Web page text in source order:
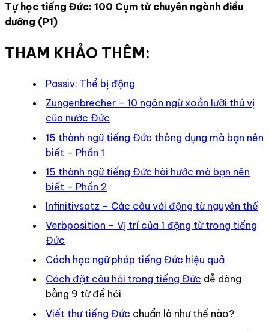
Tự học tiếng Đức: 100 Cụm từ chuyên ngành điều
dưỡng (P1)
THAM KHẢO THÊM:
Passiv: Thể bị động
Zungenbrecher – 10 ngôn ngữ xoắn lưỡi thú vị
của nước Đức
15 thành ngữ tiếng Đức thông dụng mà bạn nên
biết – Phần 1
15 thành ngữ tiếng Đức hài hước mà bạn nên
biết – Phần 2
Infinitivsatz – Các câu với động từ nguyên thể
Verbposition – Vị trí của 1 động từ trong tiếng
Đức
Cách học ngữ pháp tiếng Đức hiệu quả
Cách đặt câu hỏi trong tiếng Đức dễ dàng
bằng 9 từ để hỏi
Viết thư tiếng Đức chuẩn là như thế nào?